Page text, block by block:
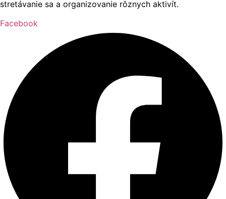
stretávanie sa a organizovanie rôznych aktivít.
Facebook